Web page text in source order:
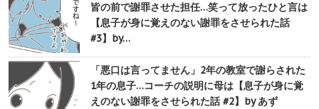
皆の前で謝罪させた担任…笑って放ったひと言は
【息子が身に覚えのない謝罪をさせられた話
#3】by…
「悪口は言ってません」2年の教室で謝らされた
1年の息子…コーチの説明に母は【息子が身に覚
えのない謝罪をさせられた話 #2】by あず